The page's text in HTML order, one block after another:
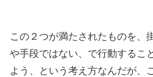
この２つが満たされたものを、
や手段ではない、で行動するこ
よう、という考え方なんだが、